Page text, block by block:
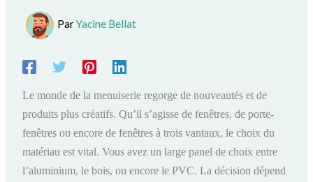
ParYacine Bellat
Le monde de la menuiserie regorge de nouveautés et de
produits plus créatifs. Qu’il s’agisse de fenêtres, de porte-
fenêtres ou encore de fenêtres à trois vantaux, le choix du
matériau est vital. Vous avez un large panel de choix entre
l’aluminium, le bois, ou encore le PVC. La décision dépend